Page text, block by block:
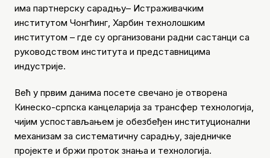
има партнерску сарадњу– Истраживачким
институтом Чонгћинг, Харбин технолошким
институтом – где су организовани радни састанци са
руководством института и представницима
индустрије.
Већ у првим данима посете свечано је отворена
Кинеско-српска канцеларија за трансфер технологија,
чијим успостављањем је обезбеђен институционални
механизам за систематичну сарадњу, заједничке
пројекте и бржи проток знања и технологија.